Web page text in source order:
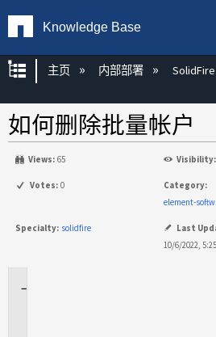
Knowledge Base
扩展/隐缩全局层次
主页 内部部署 SolidFire
如何删除批量帐户
Views: 65 Visibility:
Votes: 0
Category:
element-
Specialty: solidfire
Last
10/6/2022,